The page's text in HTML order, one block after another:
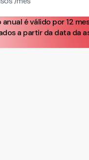
anual é válido por 12
a partir da data da